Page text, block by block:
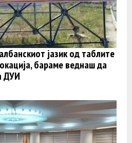
јазик од таблите
бараме веднаш да
ДУИ